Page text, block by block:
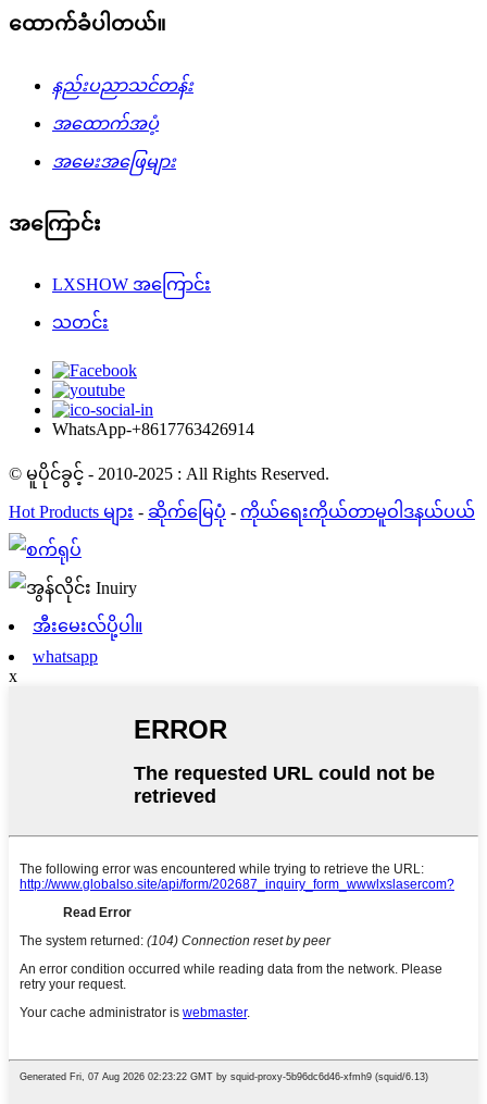
ထောက်ခံပါတယ်။
နည်းပညာသင်တန်း
အထောက်အပံ့
အမေးအဖြေများ
အကြောင်း
LXSHOW အကြောင်း
သတင်း
WhatsApp-+8617763426914
© မူပိုင်ခွင့် - 2010-2025 : All Rights Reserved.
Hot Products များ - ဆိုက်မြေပုံ - ကိုယ်ရေးကိုယ်တာမူဝါဒနယ်ပယ်
အီးမေးလ်ပို့ပါ။
whatsapp
x